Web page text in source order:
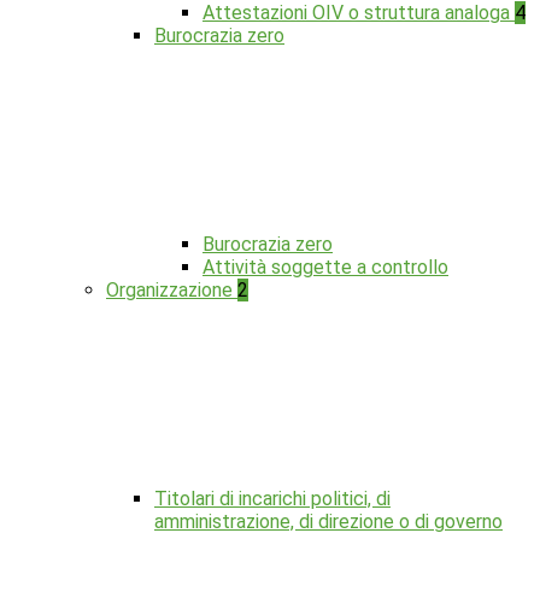
Attestazioni OIV o struttura analoga 4
Burocrazia zero
Burocrazia zero
Attività soggette a controllo
Organizzazione 2
Titolari di incarichi politici, di
amministrazione, di direzione o di governo